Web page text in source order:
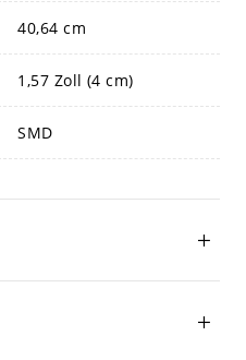
40,64 cm
1,57 Zoll (4 cm)
SMD